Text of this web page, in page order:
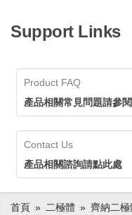
Support Links
Product FAQ
產品相關常見問題請參閱
Contact Us
產品相關諮詢請點此處
首頁 二極體 齊納二極